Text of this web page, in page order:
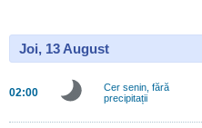
Joi, 13 August
02:00
Cer senin, fără
precipitații